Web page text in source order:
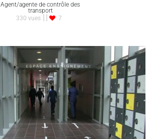
Agent/agente de contrôle des
transport
330 vues
7